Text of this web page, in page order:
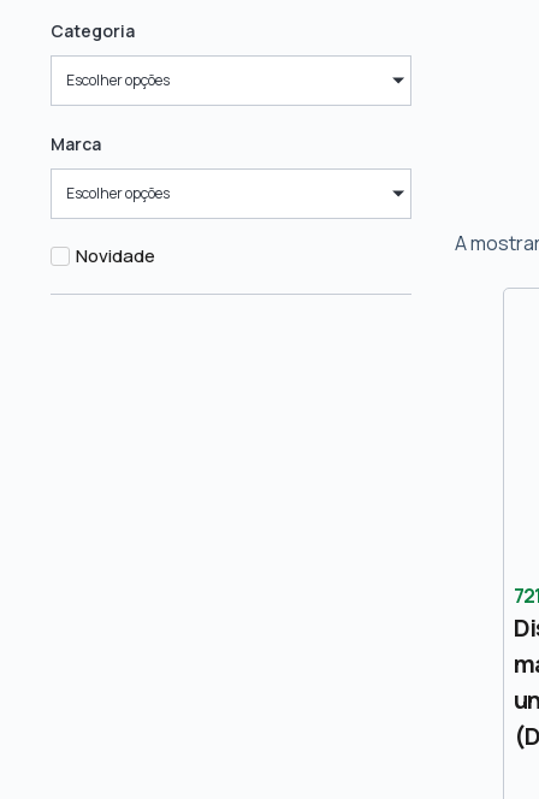
Categoria
Escolher opções
Marca
Escolher opções
Novidade A